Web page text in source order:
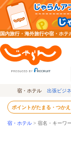
国内旅行・海外旅行や宿・ホ
宿・ホテル 出張ビジ
ポイントがたまる・つかえ
宿・ホテル > 宿名・キーワ